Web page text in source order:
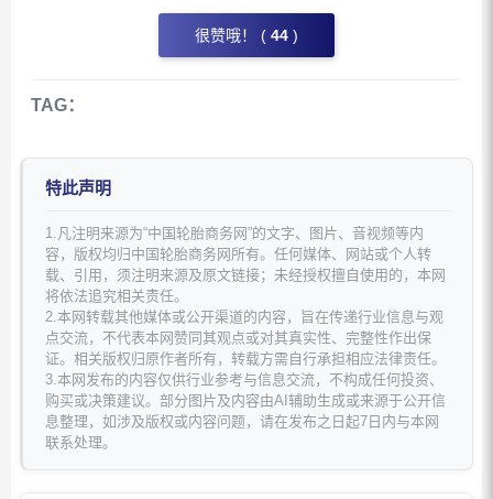
很赞哦！ ( 44 )
TAG：
特此声明
1.凡注明来源为“中国轮胎商务网”的文字、图片、音视频等内
容，版权均归中国轮胎商务网所有。任何媒体、网站或个人转
载、引用，须注明来源及原文链接；未经授权擅自使用的，本网
将依法追究相关责任。
2.本网转载其他媒体或公开渠道的内容，旨在传递行业信息与观
点交流，不代表本网赞同其观点或对其真实性、完整性作出保
证。相关版权归原作者所有，转载方需自行承担相应法律责任。
3.本网发布的内容仅供行业参考与信息交流，不构成任何投资、
购买或决策建议。部分图片及内容由AI辅助生成或来源于公开信
息整理，如涉及版权或内容问题，请在发布之日起7日内与本网
联系处理。